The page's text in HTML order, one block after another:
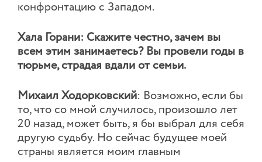
конфронтацию с Западом.
Хала Горани: Скажите честно, зачем вы
всем этим занимаетесь? Вы провели годы в
тюрьме, страдая вдали от семьи.
Михаил Ходорковский: Возможно, если бы
то, что со мной случилось, произошло лет
20 назад, может быть, я бы выбрал для себя
другую судьбу. Но сейчас будущее моей
страны является моим главным